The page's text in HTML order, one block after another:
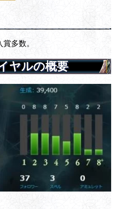
多数。
ヤルの概要